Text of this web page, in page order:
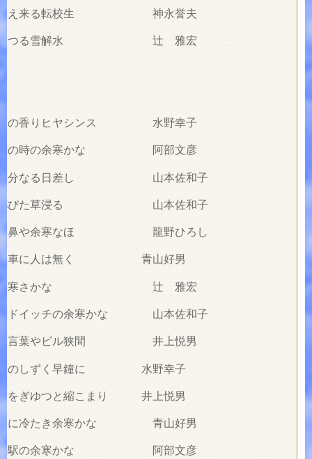
り越え来る転校生 神永誉夫
り落つる雪解水 辻 雅宏
クの香りヒヤシンス 水野幸子
度の時の余寒かな 阿部文彦
に存分なる日差し 山本佐和子
に鄙びた草浸る 山本佐和子
し目鼻や余寒なほ 龍野ひろし
る客車に人は無く 青山好男
残る寒さかな 辻 雅宏
ンドイッチの余寒かな 山本佐和子
き言葉やビル狭間 井上悦男
解のしずく早鐘に 水野幸子
日をぎゆつと縮こまり 井上悦男
もに冷たき余寒かな 青山好男
人の駅の余寒かな 阿部文彦